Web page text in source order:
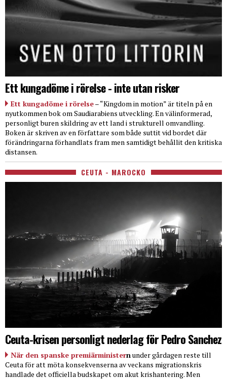
Ett kungadöme i rörelse - inte utan risker
Ett kungadöme i rörelse– “Kingdom in motion” är titeln på en
nyutkommen bok om Saudiarabiens utveckling. En välinformerad,
personligt buren skildring av ett land i strukturell omvandling.
Boken är skriven av en författare som både suttit vid bordet där
förändringarna förhandlats fram men samtidigt behållit den kritiska
distansen.
CEUTA - MAROCKO
Ceuta-krisen personligt nederlag för Pedro Sanchez
När den spanske premiärministern under gårdagen reste till
Ceuta för att möta konsekvenserna av veckans migrationskris
handlade det officiella budskapet om akut krishantering. Men